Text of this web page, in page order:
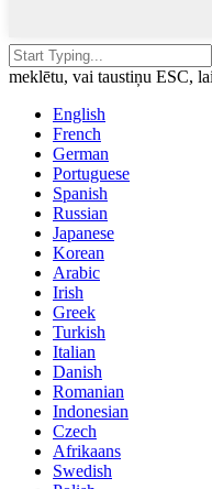
meklētu, vai taustiņu ESC,
English
French
German
Portuguese
Spanish
Russian
Japanese
Korean
Arabic
Irish
Greek
Turkish
Italian
Danish
Romanian
Indonesian
Czech
Afrikaans
Swedish